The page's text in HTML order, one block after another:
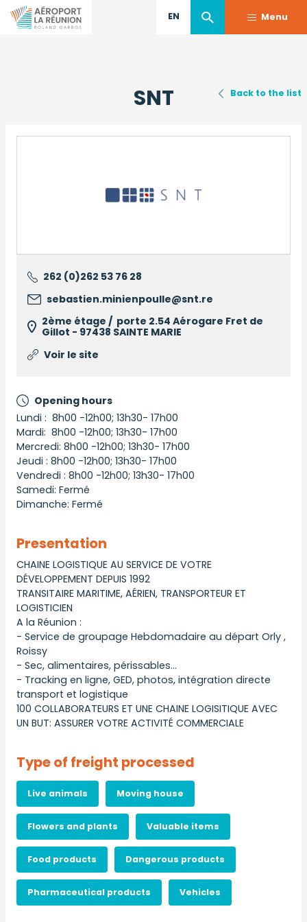
EN Menu
SNT
262 (0)262 53 76 28
sebastien.minienpoulle@snt.re
2ème étage / porte 2.54 Aérogare Fret de
Gillot - 97438 SAINTE MARIE
Voir le site
Opening hours
Lundi : 8h00 -12h00; 13h30- 17h00
Mardi: 8h00 -12h00; 13h30- 17h00
Mercredi: 8h00 -12h00; 13h30- 17h00
Jeudi : 8h00 -12h00; 13h30- 17h00
Vendredi : 8h00 -12h00; 13h30- 17h00
Samedi: Fermé
Dimanche: Fermé
Presentation
CHAINE LOGISTIQUE AU SERVICE DE VOTRE
DÉVELOPPEMENT DEPUIS 1992
TRANSITAIRE MARITIME, AÉRIEN, TRANSPORTEUR ET
LOGISTICIEN
A la Réunion :
- Service de groupage Hebdomadaire au départ Orly ,
Roissy
- Sec, alimentaires, périssables…
- Tracking en ligne, GED, photos, intégration directe
transport et logistique
100 COLLABORATEURS ET UNE CHAINE LOGISITIQUE AVEC
UN BUT: ASSURER VOTRE ACTIVITÉ COMMERCIALE
Type of freight processed
Live animals Moving house
Flowers and plants Valuable items
Food products Dangerous products
Pharmaceutical products Vehicles
Back to the list